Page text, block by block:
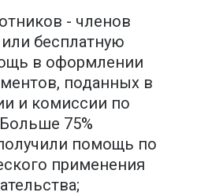
- членов
бесплатную
в оформлении
поданных в
и комиссии по
75%
помощь по
применения